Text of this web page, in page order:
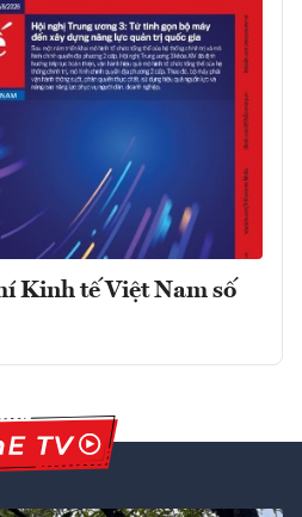
Kinh tế Việt Nam số